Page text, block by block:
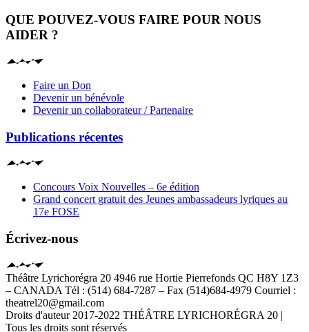
QUE POUVEZ-VOUS FAIRE POUR NOUS
AIDER ?
Faire un Don
Devenir un bénévole
Devenir un collaborateur / Partenaire
Publications récentes
Concours Voix Nouvelles – 6e édition
Grand concert gratuit des Jeunes ambassadeurs lyriques au
17e FOSE
Écrivez-nous
Théâtre Lyrichorégra 20 4946 rue Hortie Pierrefonds QC H8Y 1Z3
– CANADA Tél : (514) 684-7287 – Fax (514)684-4979 Courriel :
theatrel20@gmail.com
Droits d'auteur 2017-2022 THÉÂTRE LYRICHORÉGRA 20 |
Tous les droits sont réservés